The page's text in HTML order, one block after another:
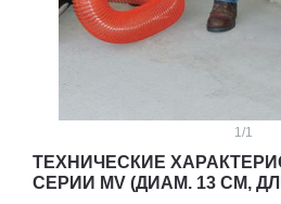
1 /1
ТЕХНИЧЕСКИЕ
СЕРИИ MV (ДИАМ. 13 СМ,